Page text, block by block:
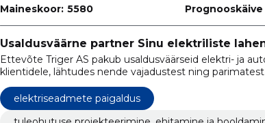
Maineskoor: 5580
Prognooskäive
Usaldusväärne partner Sinu elektriliste
Ettevõte Triger AS pakub usaldusväärseid elektri- ja
klientidele, lähtudes nende vajadustest ning
elektriseadmete paigaldus